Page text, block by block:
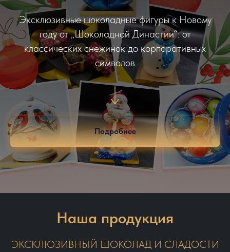
Эксклюзивные шоколадные фигуры к Новому
году от „Шоколадной Династии“: от
классических снежинок до корпоративных
символов
Подробнее
Наша продукция
ЭКСКЛЮЗИВНЫЙ ШОКОЛАД И СЛАДОСТИ